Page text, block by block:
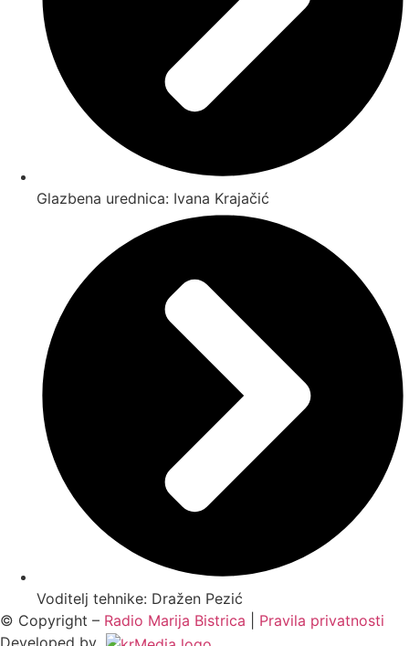
Glazbena urednica: Ivana Krajačić
Voditelj tehnike: Dražen Pezić
© Copyright – Radio Marija Bistrica
Pravila privatnosti